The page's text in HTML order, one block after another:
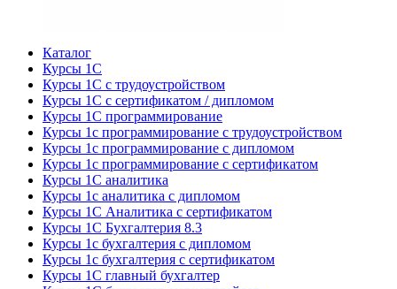
Каталог
Курсы 1С
Курсы 1С с трудоустройством
Курсы 1С с сертификатом / дипломом
Курсы 1С программирование
Курсы 1с программирование с трудоустройством
Курсы 1с программирование с дипломом
Курсы 1с программирование с сертификатом
Курсы 1С аналитика
Курсы 1с аналитика с дипломом
Курсы 1С Аналитика с сертификатом
Курсы 1С Бухгалтерия 8.3
Курсы 1с бухгалтерия с дипломом
Курсы 1с бухгалтерия с сертификатом
Курсы 1С главный бухгалтер